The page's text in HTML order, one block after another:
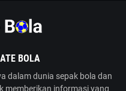
BOLA
dalam dunia sepak bola dan
memberikan informasi yang